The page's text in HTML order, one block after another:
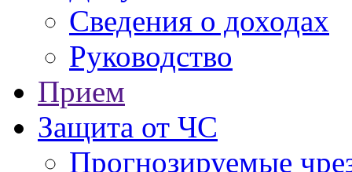
Сведения о доходах
Руководство
Прием
Защита от ЧС
Прогнозируемые